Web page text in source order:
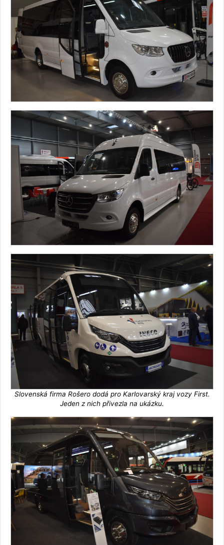
Slovenská firma Rošero dodá pro Karlovarský kraj vozy First.
Jeden z nich přivezla na ukázku.